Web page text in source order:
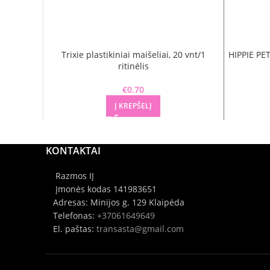
Trixie plastikiniai maišeliai, 20 vnt/1
ritinėlis
€0.70
Į KREPŠELĮ
HIPPIE
KONTAKTAI
Razmos IĮ
Įmonės kodas 141983651
Adresas: Minijos g. 129 Klaipėda
Telefonas: +37061649649
El. paštas: transasta@gmail.com